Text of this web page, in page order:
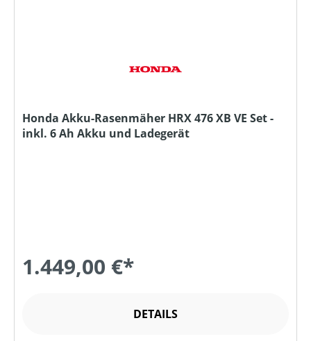
Honda Akku-Rasenmäher HRX 476 XB VE Set -
inkl. 6 Ah Akku und Ladegerät
1.449,00 €*
DETAILS